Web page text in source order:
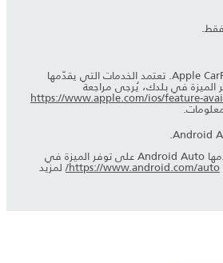
فقط.
تم تحضير سيارتك لـ Apple CarPlay. تعتمد الخدمات التي يقدّمها
https://www.apple.com/ios/feature-
*تعتمد الخدمات التي يقدّمها Android Auto على توفر الميزة في
https://www.android.com/auto/لمزيد